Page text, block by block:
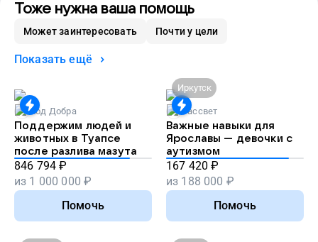
Тоже нужна ваша помощь
Может заинтересовать Почти у цели
Показать ещё
Код Добра
Поддержим людей и
животных в Туапсе
после разлива мазута
846 794 ₽
из 1 000 000 ₽
Помочь
Иркутск
Рассвет
Важные навыки для
Ярославы — девочки с
аутизмом
167 420 ₽
из 188 000 ₽
Помочь